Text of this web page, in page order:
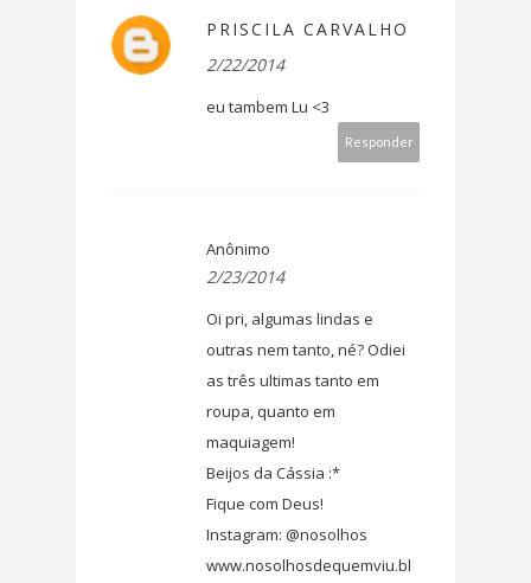
PRISCILA CARVALHO
2/22/2014
eu tambem Lu <3
Responder
Anônimo
2/23/2014
Oi pri, algumas lindas e
outras nem tanto, né? Odiei
as três ultimas tanto em
roupa, quanto em
maquiagem!
Beijos da Cássia :*
Fique com Deus!
Instagram: @nosolhos
www.nosolhosdequemviu.bl